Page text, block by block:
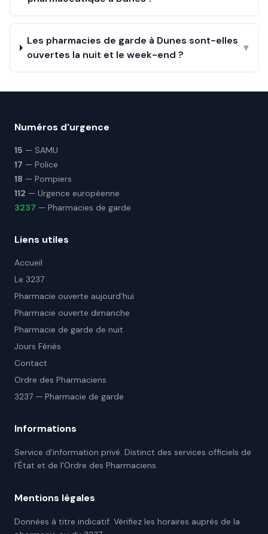
Les pharmacies de garde à Dunes sont-elles
ouvertes la nuit et le week-end ?
▾
Numéros d'urgence
15 — SAMU
17 — Police
18 — Pompiers
112 — Urgence européenne
3237 — Pharmacies de garde
Liens utiles
Accueil
Le 3237
Pharmacie ouverte aujourd'hui
Pharmacie ouverte dimanche
Pharmacie de garde de nuit
Jours Fériés
Contact
Ordre des Pharmaciens
3237 — Pharmacie de garde
Informations
Service d'information privé. Distinct des services officiels de
l'État et de l'Ordre des Pharmaciens.
Mentions légales
Données à titre indicatif. Vérifiez les horaires auprès de la